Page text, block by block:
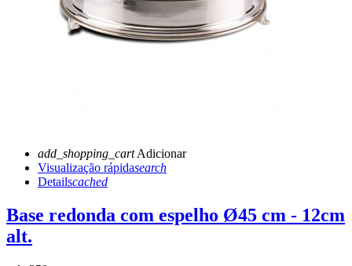
add_shopping_cartAdicionar
Visualização rápidasearch
Detailscached
Base redonda com espelho Ø45 cm - 12cm
alt.